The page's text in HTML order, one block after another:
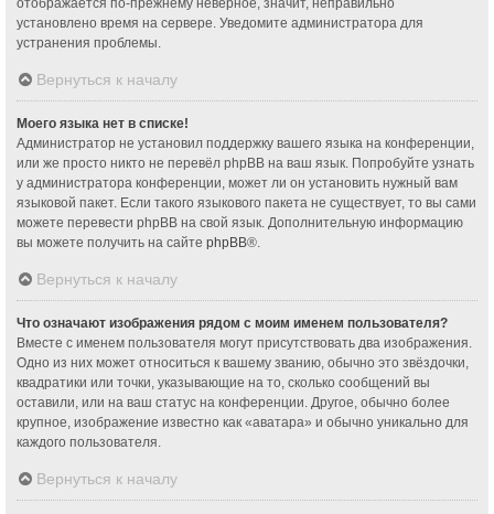
отображается по-прежнему неверное, значит, неправильно
установлено время на сервере. Уведомите администратора для
устранения проблемы.
Вернуться к началу
Моего языка нет в списке!
Администратор не установил поддержку вашего языка на конференции,
или же просто никто не перевёл phpBB на ваш язык. Попробуйте узнать
у администратора конференции, может ли он установить нужный вам
языковой пакет. Если такого языкового пакета не существует, то вы сами
можете перевести phpBB на свой язык. Дополнительную информацию
вы можете получить на сайте phpBB®.
Вернуться к началу
Что означают изображения рядом с моим именем пользователя?
Вместе с именем пользователя могут присутствовать два изображения.
Одно из них может относиться к вашему званию, обычно это звёздочки,
квадратики или точки, указывающие на то, сколько сообщений вы
оставили, или на ваш статус на конференции. Другое, обычно более
крупное, изображение известно как «аватара» и обычно уникально для
каждого пользователя.
Вернуться к началу